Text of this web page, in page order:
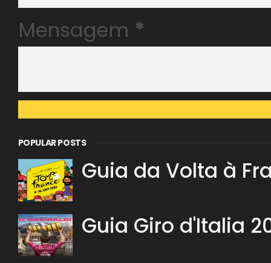
Mensagem *
POPULAR POSTS
Guia da Volta à
Guia Giro d'Italia